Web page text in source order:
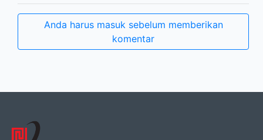
Anda harus masuk sebelum memberikan
komentar